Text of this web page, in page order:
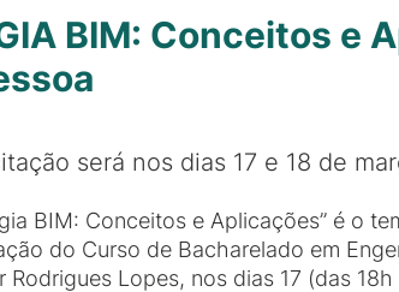
BIM: Conceitos e
será nos dias 17 e 18 de
BIM: Conceitos e Aplicações” é o
do Curso de Bacharelado em
Rodrigues Lopes, nos dias 17 (das